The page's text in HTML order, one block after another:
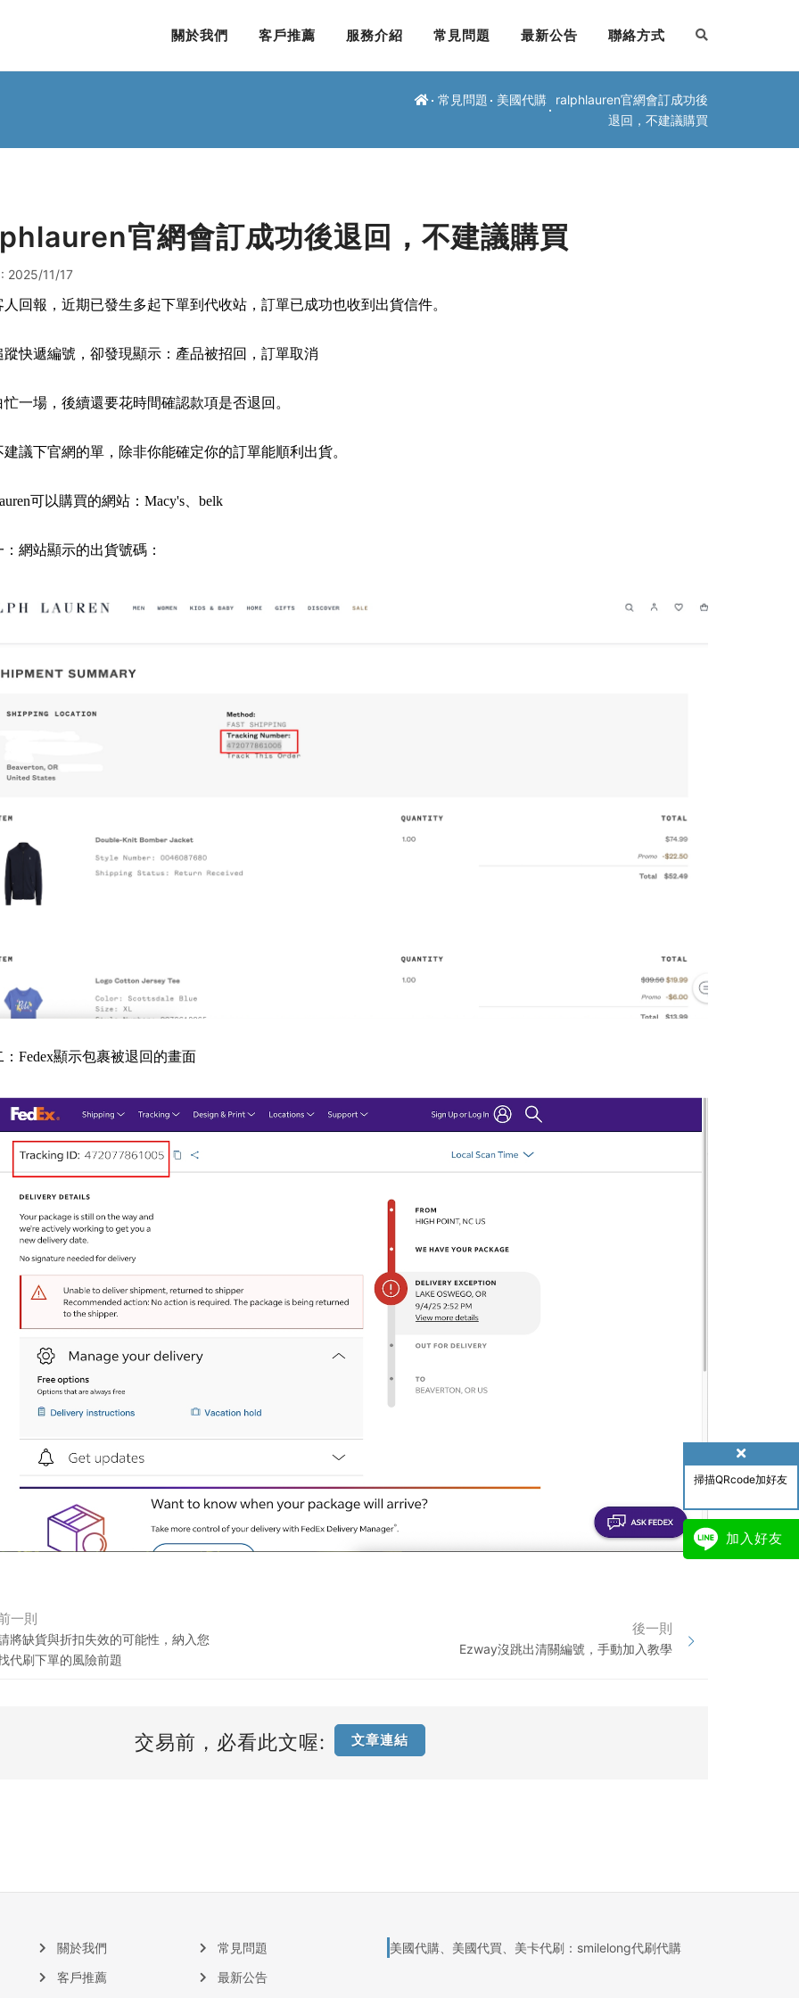
掃描QRcode加好友
加入好友
關於我們 客戶推薦 服務介紹 常見問題 最新公告 聯絡方式
常見問題 美國代購
ralphlauren官網會訂成功後
退回，不建議購買
官網會訂成功後退回，不建議購買
2025/11/17
人回報，近期已發生多起下單到代收站，訂單已成功也收到出貨信件。
蹤快遞編號，卻發現顯示：產品被招回，訂單取消
一場，後續還要花時間確認款項是否退回。
議下官網的單，除非你能確定你的訂單能順利出貨。
可以購買的網站：Macy's、belk
網站顯示的出貨號碼：
Fedex顯示包裹被退回的畫面
一則
將缺貨與折扣失效的可能性，納入您
代刷下單的風險前題
後一則
Ezway沒跳出清關編號，手動加入教學
交易前，必看此文喔: 文章連結
關於我們
客戶推薦
常見問題
最新公告
美國代購、美國代買、美卡代刷：smilelong代刷代購